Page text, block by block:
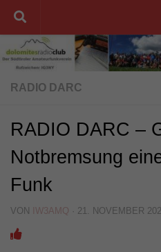
Unter dem Inhalt
RADIO DARC
RADIO DARC –
Notbremsung
Funk
VON IW3AMQ · 21. NOVEMBER